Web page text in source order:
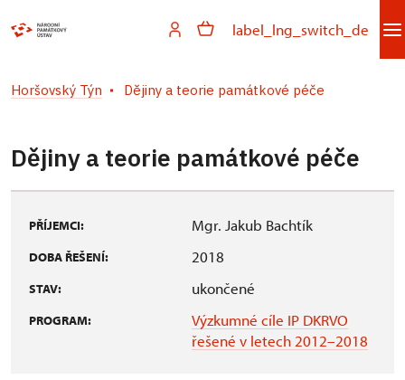
label_lng_switch_de
Horšovský Týn Dějiny a teorie památkové péče
Dějiny a teorie památkové péče
PŘÍJEMCI: Mgr. Jakub Bachtík
DOBA ŘEŠENÍ: 2018
STAV: ukončené
PROGRAM:
Výzkumné cíle IP DKRVO
řešené v letech 2012–2018